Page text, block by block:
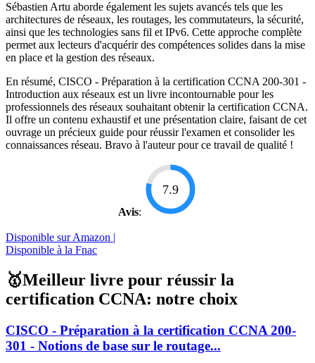
Sébastien Artu aborde également les sujets avancés tels que les
architectures de réseaux, les routages, les commutateurs, la sécurité,
ainsi que les technologies sans fil et IPv6. Cette approche complète
permet aux lecteurs d'acquérir des compétences solides dans la mise
en place et la gestion des réseaux.
En résumé, CISCO - Préparation à la certification CCNA 200-301 -
Introduction aux réseaux est un livre incontournable pour les
professionnels des réseaux souhaitant obtenir la certification CCNA.
Il offre un contenu exhaustif et une présentation claire, faisant de cet
ouvrage un précieux guide pour réussir l'examen et consolider les
connaissances réseau. Bravo à l'auteur pour ce travail de qualité !
Avis:
7.9
Disponible sur Amazon |
Disponible à la Fnac
🥇Meilleur livre pour réussir la
certification CCNA: notre choix
CISCO - Préparation à la certification CCNA 200-
301 - Notions de base sur le routage...